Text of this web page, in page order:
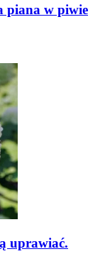
piana w piwie
uprawiać.